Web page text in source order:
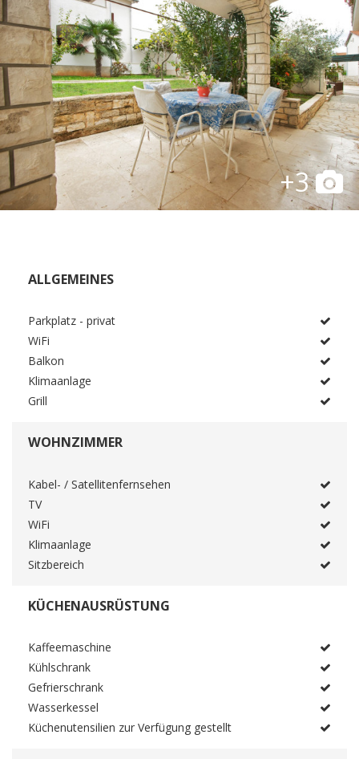
+3
ALLGEMEINES
Parkplatz - privat
WiFi
Balkon
Klimaanlage
Grill
WOHNZIMMER
Kabel- / Satellitenfernsehen
TV
WiFi
Klimaanlage
Sitzbereich
KÜCHENAUSRÜSTUNG
Kaffeemaschine
Kühlschrank
Gefrierschrank
Wasserkessel
Küchenutensilien zur Verfügung gestellt